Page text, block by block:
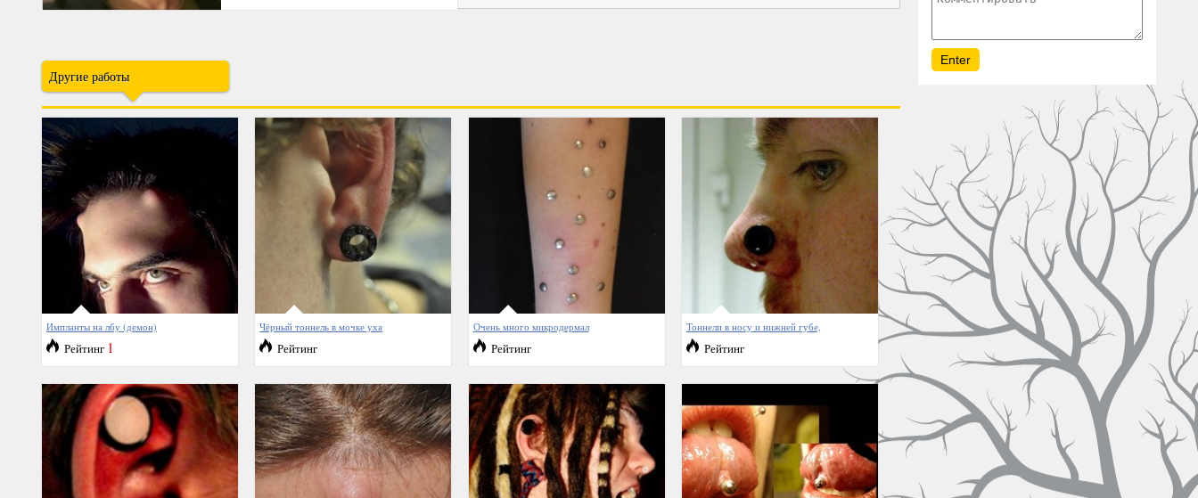
Другие работы
Импланты на лбу (демон)
Рейтинг 1
Чёрный тоннель в мочке уха
Рейтинг
Очень много микродермал
Рейтинг
Тоннели в носу и нижней губе,
Рейтинг